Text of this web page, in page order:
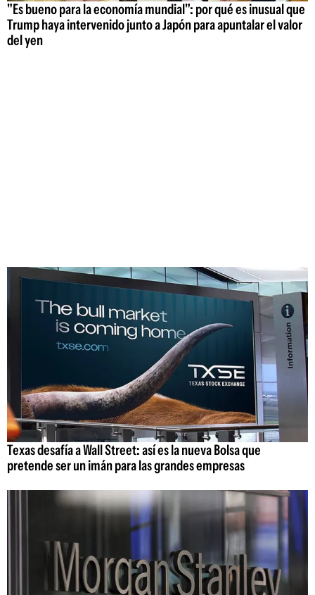
"Es bueno para la economía mundial": por qué es inusual que
Trump haya intervenido junto a Japón para apuntalar el valor
del yen
Texas desafía a Wall Street: así es la nueva Bolsa que
pretende ser un imán para las grandes empresas